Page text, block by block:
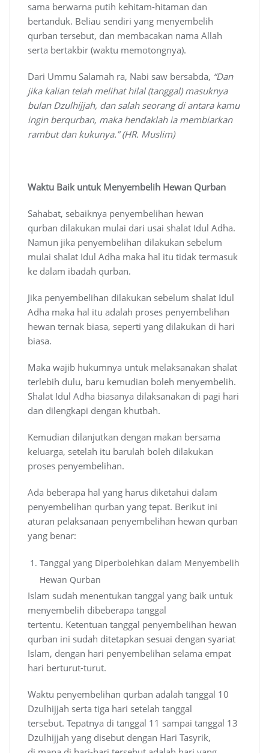
sama berwarna putih kehitam-hitaman dan
bertanduk. Beliau sendiri yang menyembelih
qurban tersebut, dan membacakan nama Allah
serta bertakbir (waktu memotongnya).
Dari Ummu Salamah ra, Nabi saw bersabda, “Dan
jika kalian telah melihat hilal (tanggal) masuknya
bulan Dzulhijjah, dan salah seorang di antara kamu
ingin berqurban, maka hendaklah ia membiarkan
rambut dan kukunya.”(HR. Muslim)
Waktu Baik untuk Menyembelih Hewan Qurban
Sahabat, sebaiknya penyembelihan hewan
qurban dilakukan mulai dari usai shalat Idul Adha.
Namun jika penyembelihan dilakukan sebelum
mulai shalat Idul Adha maka hal itu tidak termasuk
ke dalam ibadah qurban.
Jika penyembelihan dilakukan sebelum shalat Idul
Adha maka hal itu adalah proses penyembelihan
hewan ternak biasa, seperti yang dilakukan di hari
biasa.
Maka wajib hukumnya untuk melaksanakan shalat
terlebih dulu, baru kemudian boleh menyembelih.
Shalat Idul Adha biasanya dilaksanakan di pagi hari
dan dilengkapi dengan khutbah.
Kemudian dilanjutkan dengan makan bersama
keluarga, setelah itu barulah boleh dilakukan
proses penyembelihan.
Ada beberapa hal yang harus diketahui dalam
penyembelihan qurban yang tepat. Berikut ini
aturan pelaksanaan penyembelihan hewan qurban
yang benar:
Tanggal yang Diperbolehkan dalam Menyembelih
Hewan Qurban
Islam sudah menentukan tanggal yang baik untuk
menyembelih dibeberapa tanggal
tertentu. Ketentuan tanggal penyembelihan hewan
qurban ini sudah ditetapkan sesuai dengan syariat
Islam, dengan hari penyembelihan selama empat
hari berturut-turut.
Waktu penyembelihan qurban adalah tanggal 10
Dzulhijjah serta tiga hari setelah tanggal
tersebut. Tepatnya di tanggal 11 sampai tanggal 13
Dzulhijjah yang disebut dengan Hari Tasyrik,